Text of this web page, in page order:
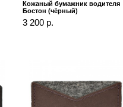
Кожаный бумажник водителя
Бостон (чёрный)
3 200 р.